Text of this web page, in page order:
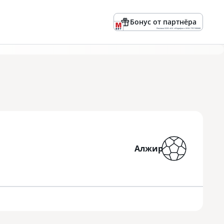
Бонус от партнёра
Реклама ООО «БК «Марафон» ИНН 7701180668
Алжир